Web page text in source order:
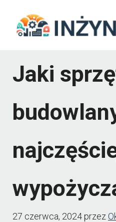
Jaki
27 czerwca, 2024przez